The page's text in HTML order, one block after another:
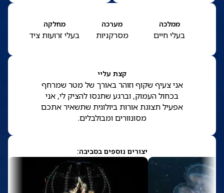
ממלכה
בעלי חיים
מערכה
מסרקניות
מחלקה
בעלי זרועות ציד
קצת עליי
אני צעיף שקוף וזוהר באורך של מטר שמרחף
בכחול העמוק, וברגע שתנסו להציק לי, אני
אפעיל תצוגת אורות ביולוגית שתשאיר אתכם
מסונוורים ומבולבלים.
יצורים נוספים בסביבה: